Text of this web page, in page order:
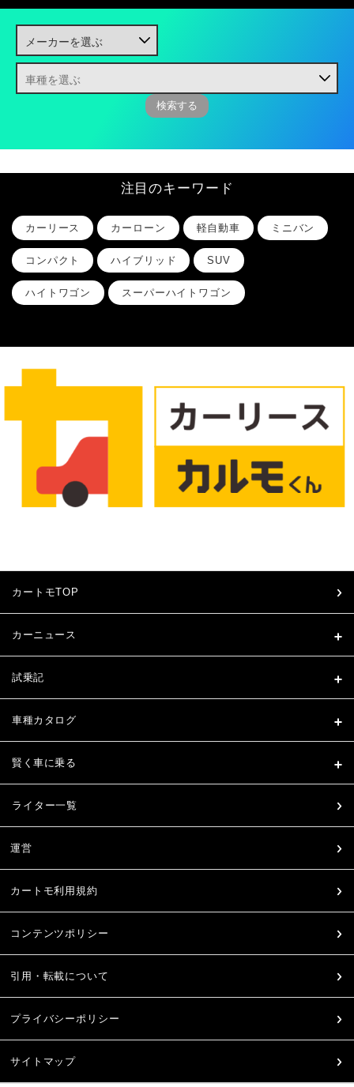
注目のキーワード
カーリース カーローン 軽自動車 ミニバン
コンパクト ハイブリッド SUV
ハイトワゴン スーパーハイトワゴン
カートモTOP
カーニュース
試乗記
車種カタログ
賢く車に乗る
ライター一覧
運営
カートモ利用規約
コンテンツポリシー
引用・転載について
プライバシーポリシー
サイトマップ